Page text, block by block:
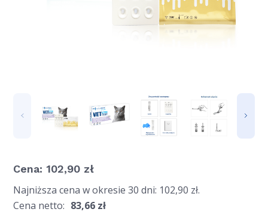
Cena:102,90 zł
Najniższa cena w okresie 30 dni: 102,90 zł.
Cena netto: 83,66 zł